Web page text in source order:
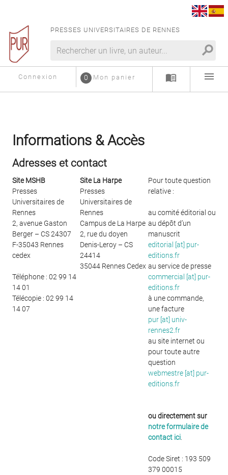
PRESSES UNIVERSITAIRES DE RENNES
search
Connexion Mon panier
0 menu_book menu
Informations & Accès
Adresses et contact
Site MSHB
Presses
Universitaires de
Rennes
2, avenue Gaston
Berger – CS 24307
F-35043 Rennes
cedex
Téléphone : 02 99 14
14 01
Télécopie : 02 99 14
14 07
Site La Harpe
Presses
Universitaires de
Rennes
Campus de La Harpe
2, rue du doyen
Denis-Leroy – CS
24414
35044 Rennes Cedex
Pour toute question
relative :
au comité éditorial ou
au dépôt d’un
manuscrit
editorial [at] pur-
editions.fr
au service de presse
commercial [at] pur-
editions.fr
à une commande,
une facture
pur [at] univ-
rennes2.fr
au site internet ou
pour toute autre
question
webmestre [at] pur-
editions.fr
ou directement sur
notre formulaire de
contact ici.
Code Siret : 193 509
379 00015